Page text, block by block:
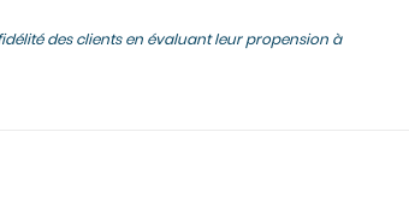
des clients en évaluant leur propension à